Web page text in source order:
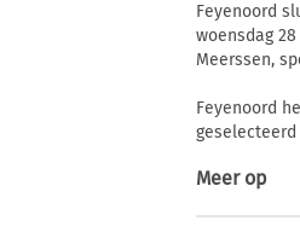
Feyenoord
woensdag
Meerssen,
Feyenoord
Meer op